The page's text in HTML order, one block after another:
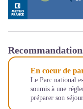
En coeur de
Le Parc national
soumis à une
préparer son séjour